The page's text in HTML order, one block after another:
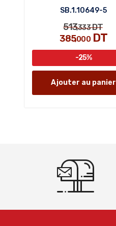
SB.1.10649-5
513,333DT
385,000DT
-25%
Ajouter au panier